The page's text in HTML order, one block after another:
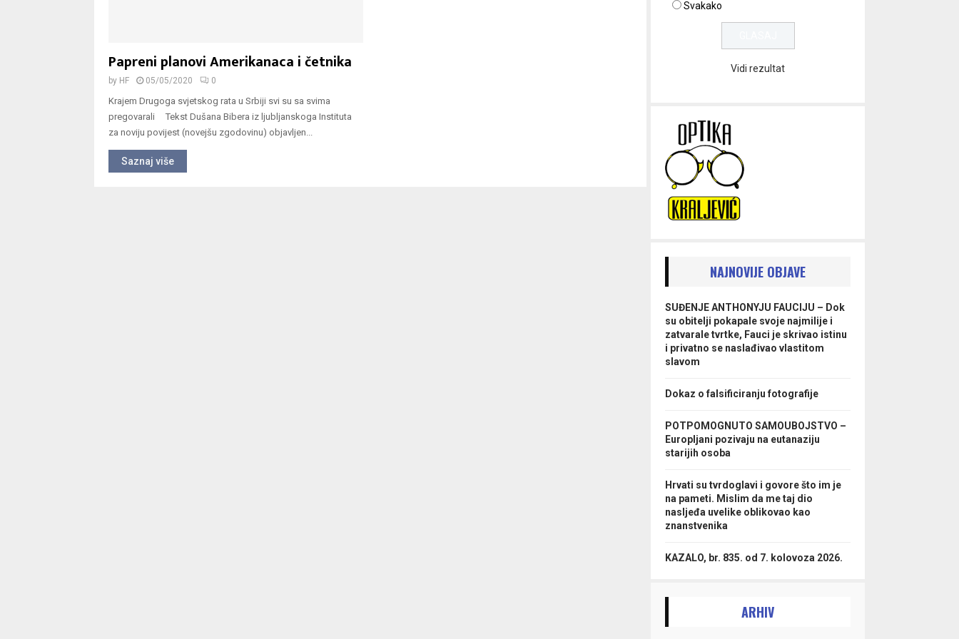
Papreni planovi Amerikanaca i četnika
by HF 05/05/2020 0
Krajem Drugoga svjetskog rata u Srbiji svi su sa svima
pregovarali Tekst Dušana Bibera iz ljubljanskoga Instituta
za noviju povijest (novejšu zgodovinu) objavljen...
Saznaj više
Svakako
Vidi rezultat
NAJNOVIJE OBJAVE
SUĐENJE ANTHONYJU FAUCIJU – Dok
su obitelji pokapale svoje najmilije i
zatvarale tvrtke, Fauci je skrivao istinu
i privatno se naslađivao vlastitom
slavom
Dokaz o falsificiranju fotografije
POTPOMOGNUTO SAMOUBOJSTVO –
Europljani pozivaju na eutanaziju
starijih osoba
Hrvati su tvrdoglavi i govore što im je
na pameti. Mislim da me taj dio
nasljeđa uvelike oblikovao kao
znanstvenika
KAZALO, br. 835. od 7. kolovoza 2026.
ARHIV